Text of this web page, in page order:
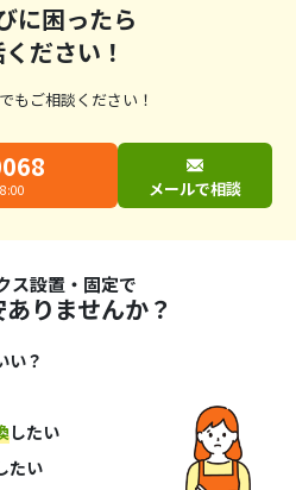
に困ったら
ださい！
もご相談ください！
メールで相談
ス設置・固定で
りませんか？
い？
したい
たい